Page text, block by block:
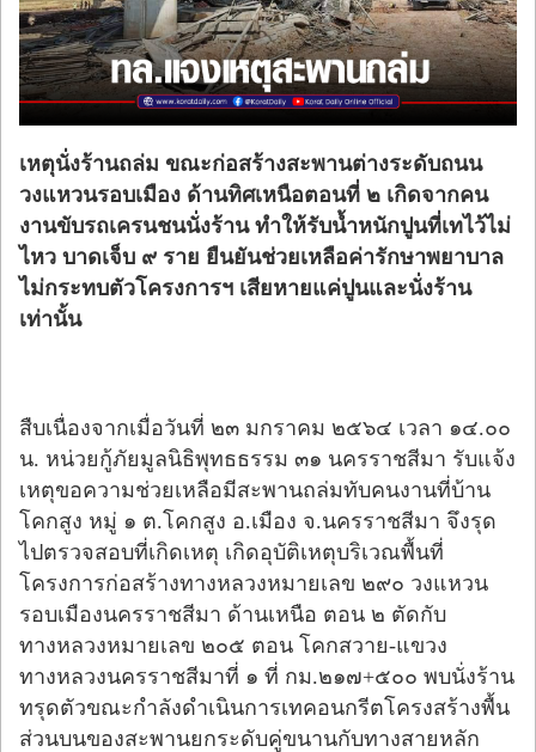
ร้องทุกข์
เหตุนั่งร้านถล่ม ขณะก่อสร้างสะพานต่างระดับถนน
วงแหวนรอบเมือง ด้านทิศเหนือตอนที่ ๒ เกิดจากคน
งานขับรถเครนชนนั่งร้าน ทำให้รับน้ำหนักปูนที่เทไว้ไม่
ไหว บาดเจ็บ ๙ ราย ยืนยันช่วยเหลือค่ารักษาพยาบาล
ไม่กระทบตัวโครงการฯ เสียหายแค่ปูนและนั่งร้าน
เท่านั้น
สืบเนื่องจากเมื่อวันที่ ๒๓ มกราคม ๒๕๖๔ เวลา ๑๔.๐๐
น. หน่วยกู้ภัยมูลนิธิพุทธธรรม ๓๑ นครราชสีมา รับแจ้ง
เหตุขอความช่วยเหลือมีสะพานถล่มทับคนงานที่บ้าน
โคกสูง หมู่ ๑ ต.โคกสูง อ.เมือง จ.นครราชสีมา จึงรุด
ไปตรวจสอบที่เกิดเหตุ เกิดอุบัติเหตุบริเวณพื้นที่
โครงการก่อสร้างทางหลวงหมายเลข ๒๙๐ วงแหวน
รอบเมืองนครราชสีมา ด้านเหนือ ตอน ๒ ตัดกับ
ทางหลวงหมายเลข ๒๐๕ ตอน โคกสวาย-แขวง
ทางหลวงนครราชสีมาที่ ๑ ที่ กม.๒๑๗+๕๐๐ พบนั่งร้าน
ทรุดตัวขณะกำลังดำเนินการเทคอนกรีตโครงสร้างพื้น
ส่วนบนของสะพานยกระดับคู่ขนานกับทางสายหลัก